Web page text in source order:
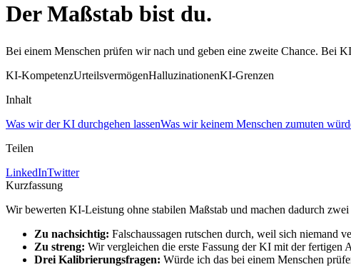
Der Maßstab bist du.
Bei einem Menschen prüfen wir nach und geben eine zweite Chance. Bei
KI-KompetenzUrteilsvermögenHalluzinationenKI-Grenzen
Inhalt
Was wir der KI durchgehen lassenWas wir keinem Menschen zumuten
Teilen
LinkedInTwitter
Kurzfassung
Wir bewerten KI-Leistung ohne stabilen Maßstab und machen dadurch
Zu nachsichtig: Falschaussagen rutschen durch, weil sich niemand
Zu streng: Wir vergleichen die erste Fassung der KI mit der fertigen
Drei Kalibrierungsfragen: Würde ich das bei einem Menschen